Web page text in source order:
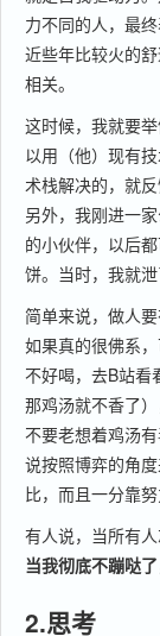
力不同的人，最
近些年比较火的
相关。
这时候，我就要
以用（他）现有
术栈解决的，就反
另外，我刚进一
的小伙伴，以后
饼。当时，我就泄
简单来说，做人
如果真的很佛系
不好喝，去B站看
那鸡汤就不香了）
不要老想着鸡汤
说按照博弈的角
比，而且一分靠
有人说，当所有
当我彻底不蹦哒
2.思考